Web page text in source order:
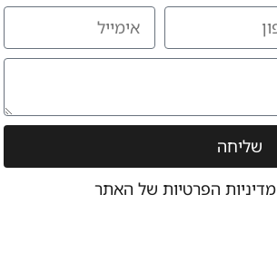
מדיניות הפרטיות של האתר
שליחה